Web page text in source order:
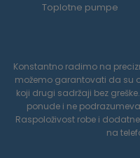
Toplotne pumpe
Konstantno radimo na
možemo garantovati da su
koji drugi sadržaji bez
ponude i ne
Raspoloživost robe i
na